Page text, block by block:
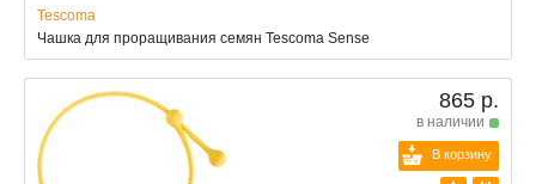
Tescoma
Чашка для проращивания семян Tescoma Sense
865 р.
в наличии
В корзину